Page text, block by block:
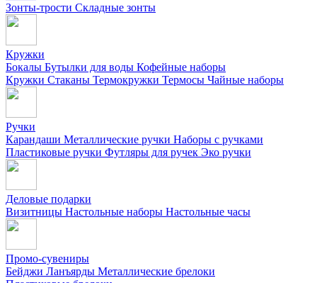
Зонты-трости Складные зонты
Кружки
Бокалы Бутылки для воды Кофейные наборы
Кружки Стаканы Термокружки Термосы Чайные наборы
Ручки
Карандаши Металлические ручки Наборы с ручками
Пластиковые ручки Футляры для ручек Эко ручки
Деловые подарки
Визитницы Настольные наборы Настольные часы
Промо-сувениры
Бейджи Ланъярды Металлические брелоки